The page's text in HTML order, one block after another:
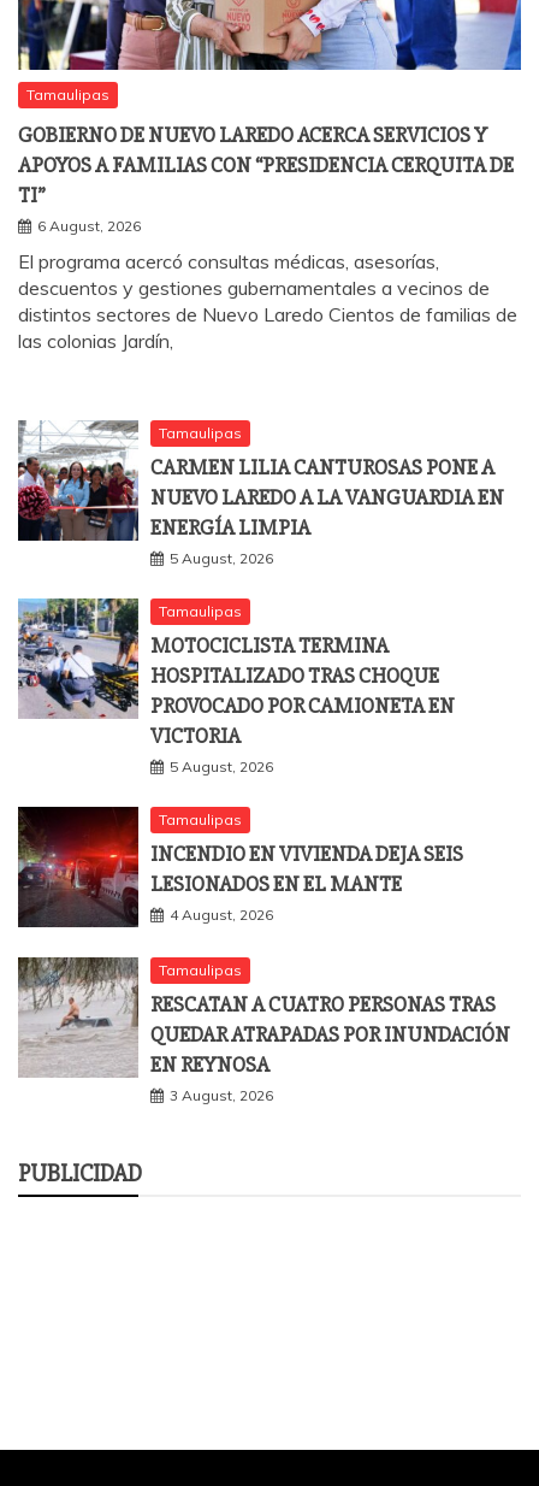
Tamaulipas
GOBIERNO DE NUEVO LAREDO ACERCA SERVICIOS Y
APOYOS A FAMILIAS CON “PRESIDENCIA CERQUITA DE
TI”
6 August, 2026
El programa acercó consultas médicas, asesorías,
descuentos y gestiones gubernamentales a vecinos de
distintos sectores de Nuevo Laredo Cientos de familias de
las colonias Jardín,
Tamaulipas
CARMEN LILIA CANTUROSAS PONE A
NUEVO LAREDO A LA VANGUARDIA EN
ENERGÍA LIMPIA
5 August, 2026
Tamaulipas
MOTOCICLISTA TERMINA
HOSPITALIZADO TRAS CHOQUE
PROVOCADO POR CAMIONETA EN
VICTORIA
5 August, 2026
Tamaulipas
INCENDIO EN VIVIENDA DEJA SEIS
LESIONADOS EN EL MANTE
4 August, 2026
Tamaulipas
RESCATAN A CUATRO PERSONAS TRAS
QUEDAR ATRAPADAS POR INUNDACIÓN
EN REYNOSA
3 August, 2026
PUBLICIDAD